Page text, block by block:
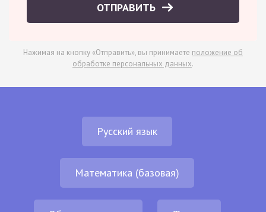
ОТПРАВИТЬ
Нажимая на кнопку «Отправить», вы принимаете положение об
обработке персональных данных.
Русский язык
Математика (базовая)